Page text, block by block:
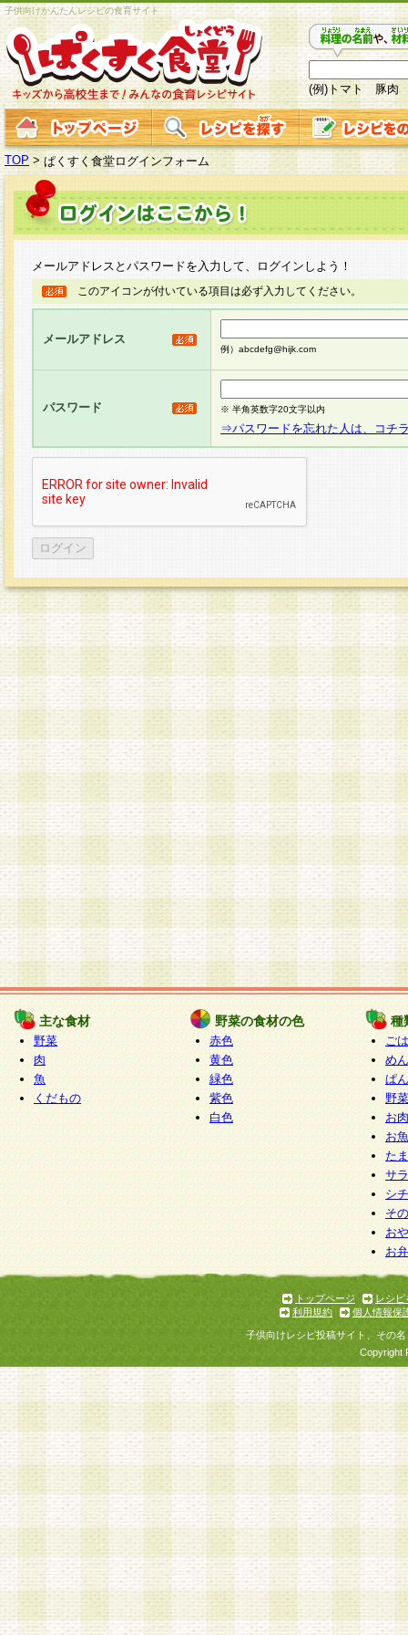
子供向けかんたんレシピの食育サイト
(例)トマト 豚肉
TOP > ぱくすく食堂ログインフォーム
メールアドレスとパスワードを入力して、ログインしよう！
このアイコンが付いている項目は必ず入力してください。
メールアドレス
例）abcdefg@hijk.com
パスワード ※ 半角英数字20文字以内
⇒パスワードを忘れた人は、コチ
主な食材
野菜
肉
魚
くだもの
野菜の食材の色
赤色
黄色
緑色
紫色
白色
種
ご
めん
ぱん
野
お
お
た
サ
シ
そ
お
お
トップページ
レシピ
利用規約
個人情報保
子供向けレシピ投稿サイト、その
Copyright